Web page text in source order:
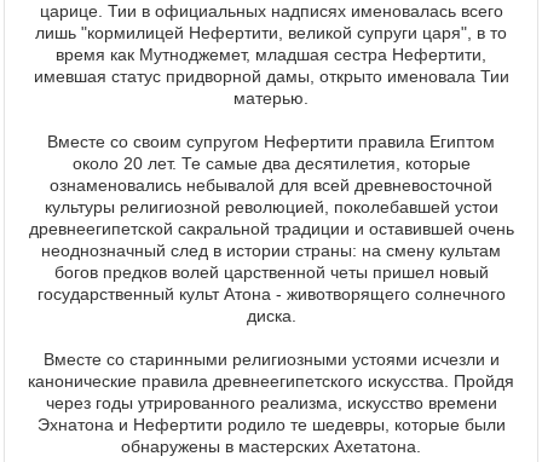
царице. Тии в официальных надписях именовалась всего
лишь "кормилицей Нефертити, великой супруги царя", в то
время как Мутноджемет, младшая сестра Нефертити,
имевшая статус придворной дамы, открыто именовала Тии
матерью.
Вместе со своим супругом Нефертити правила Египтом
около 20 лет. Те самые два десятилетия, которые
ознаменовались небывалой для всей древневосточной
культуры религиозной революцией, поколебавшей устои
древнеегипетской сакральной традиции и оставившей очень
неоднозначный след в истории страны: на смену культам
богов предков волей царственной четы пришел новый
государственный культ Атона - животворящего солнечного
диска.
Вместе со старинными религиозными устоями исчезли и
канонические правила древнеегипетского искусства. Пройдя
через годы утрированного реализма, искусство времени
Эхнатона и Нефертити родило те шедевры, которые были
обнаружены в мастерских Ахетатона.